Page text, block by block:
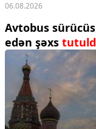
06.08.2026
Avtobus
edən şəxs